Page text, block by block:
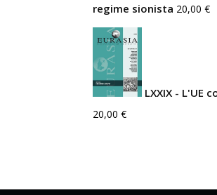
regime sionista 20,00 €
LXXIX - L'UE
20,00 €